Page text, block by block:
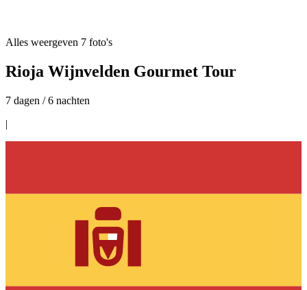
Alles weergeven 7 foto's
Rioja Wijnvelden Gourmet Tour
7 dagen / 6 nachten
|